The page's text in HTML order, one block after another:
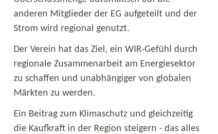
anderen Mitglieder der EG aufgeteilt und der
Strom wird regional genutzt.
Der Verein hat das Ziel, ein WIR-Gefühl durch
regionale Zusammenarbeit am Energiesektor
zu schaffen und unabhängiger von globalen
Märkten zu werden.
Ein Beitrag zum Klimaschutz und gleichzeitig
die Kaufkraft in der Region steigern - das alles